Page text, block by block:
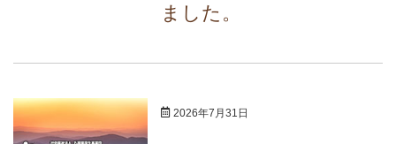
ました。
2026年7月31日